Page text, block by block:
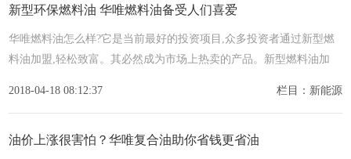
新型环保燃料油 华唯燃料油备受人们喜爱
华唯燃料油怎么样?它是当前最好的投资项目,众多投资者通过新型燃
料油加盟,轻松致富。其必然成为市场上热卖的产品。新型燃料油加
2018-04-18 08:12:37
栏目：新能源
油价上涨很害怕？华唯复合油助你省钱更省油